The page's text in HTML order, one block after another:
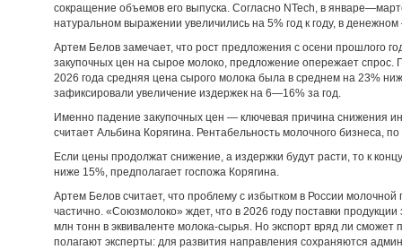
сокращение объемов его выпуска. Согласно NTech, в
натуральном выражении увеличились на 5% год к году, в
Артем Белов замечает, что рост предложения с осени прошлого
закупочных цен на сырое молоко, предложение опережает спрос.
2026 года средняя цена сырого молока была в среднем на 23%
зафиксировали увеличение издержек на 6—16% за год.
Именно падение закупочных цен — ключевая причина снижения
считает Альбина Корягина. Рентабельность молочного бизнеса,
Если цены продолжат снижение, а издержки будут расти, то к
ниже 15%, предполагает госпожа Корягина.
Артем Белов считает, что проблему с избытком в России
частично. «Союзмолоко» ждет, что в 2026 году поставки продукции
млн тонн в эквиваленте молока-сырья. Но экспорт вряд ли сможет
полагают эксперты: для развития направления сохраняются